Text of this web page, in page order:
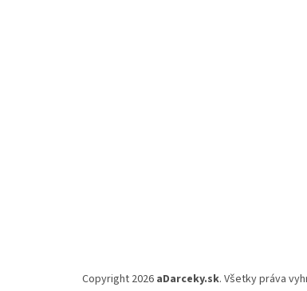
Copyright 2026 aDarceky.sk. Všetky práva